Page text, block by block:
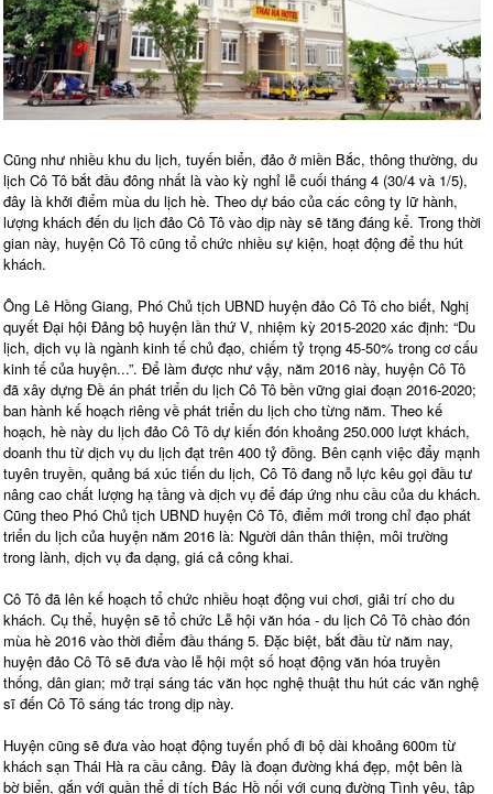
Cũng như nhiều khu du lịch, tuyến biển, đảo ở miền Bắc, thông thường, du
lịch Cô Tô bắt đầu đông nhất là vào kỳ nghỉ lễ cuối tháng 4 (30/4 và 1/5),
đây là khởi điểm mùa du lịch hè. Theo dự báo của các công ty lữ hành,
lượng khách đến du lịch đảo Cô Tô vào dịp này sẽ tăng đáng kể. Trong thời
gian này, huyện Cô Tô cũng tổ chức nhiều sự kiện, hoạt động để thu hút
khách.
Ông Lê Hồng Giang, Phó Chủ tịch UBND huyện đảo Cô Tô cho biết, Nghị
quyết Đại hội Đảng bộ huyện lần thứ V, nhiệm kỳ 2015-2020 xác định: “Du
lịch, dịch vụ là ngành kinh tế chủ đạo, chiếm tỷ trọng 45-50% trong cơ cấu
kinh tế của huyện...”. Để làm được như vậy, năm 2016 này, huyện Cô Tô
đã xây dựng Đề án phát triển du lịch Cô Tô bền vững giai đoạn 2016-2020;
ban hành kế hoạch riêng về phát triển du lịch cho từng năm. Theo kế
hoạch, hè này du lịch đảo Cô Tô dự kiến đón khoảng 250.000 lượt khách,
doanh thu từ dịch vụ du lịch đạt trên 400 tỷ đồng. Bên cạnh việc đẩy mạnh
tuyên truyền, quảng bá xúc tiến du lịch, Cô Tô đang nỗ lực kêu gọi đầu tư
nâng cao chất lượng hạ tầng và dịch vụ để đáp ứng nhu cầu của du khách.
Cũng theo Phó Chủ tịch UBND huyện Cô Tô, điểm mới trong chỉ đạo phát
triển du lịch của huyện năm 2016 là: Người dân thân thiện, môi trường
trong lành, dịch vụ đa dạng, giá cả công khai.
Cô Tô đã lên kế hoạch tổ chức nhiều hoạt động vui chơi, giải trí cho du
khách. Cụ thể, huyện sẽ tổ chức Lễ hội văn hóa - du lịch Cô Tô chào đón
mùa hè 2016 vào thời điểm đầu tháng 5. Đặc biệt, bắt đầu từ năm nay,
huyện đảo Cô Tô sẽ đưa vào lễ hội một số hoạt động văn hóa truyền
thống, dân gian; mở trại sáng tác văn học nghệ thuật thu hút các văn nghệ
sĩ đến Cô Tô sáng tác trong dịp này.
Huyện cũng sẽ đưa vào hoạt động tuyến phố đi bộ dài khoảng 600m từ
khách sạn Thái Hà ra cầu cảng. Đây là đoạn đường khá đẹp, một bên là
bờ biển, gắn với quần thể di tích Bác Hồ nối với cung đường Tình yêu, tập